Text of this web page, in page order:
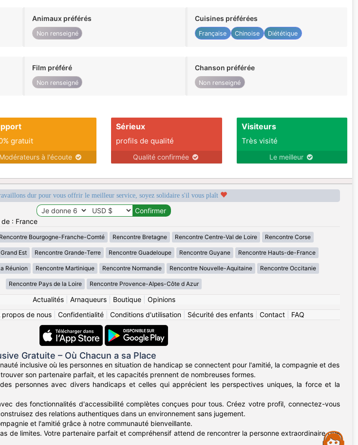
Animaux préférés
Non renseigné
Cuisines préférées
Française Chinoise Diététique
Film préféré
Non renseigné
Chanson préférée
Non renseigné
gratuit
Modérateurs à l'écoute
Sérieux
profils de qualité
Qualité confirmée
Visiteurs
Très visité
Le meilleur
dur pour vous offrir le meilleur service, soyez solidaire s'il vous plaît
: France
Rencontre Bourgogne-Franche-Comté Rencontre Bretagne Rencontre Centre-Val de Loire Rencontre Corse
Est Rencontre Grande-Terre Rencontre Guadeloupe Rencontre Guyane Rencontre Hauts-de-France
Réunion Rencontre Martinique Rencontre Normandie Rencontre Nouvelle-Aquitaine Rencontre Occitanie
Rencontre Pays de la Loire Rencontre Provence-Alpes-Côte d Azur
Actualités| Arnaqueurs| Boutique| Opinions
propos de nous| Confidentialité| Conditions d'utilisation| Sécurité des enfants| Contact| FAQ
Gratuite – Où Chacun a sa Place
inclusive où les personnes en situation de handicap se connectent pour l'amitié, la compagnie et des
son partenaire parfait, et les capacités prennent de nombreuses formes.
personnes avec divers handicaps et celles qui apprécient les perspectives uniques, la force et la
des fonctionnalités d'accessibilité complètes conçues pour tous. Créez votre profil, connectez-vous
des relations authentiques dans un environnement sans jugement.
et l'amitié grâce à notre communauté bienveillante.
de limites. Votre partenaire parfait et compréhensif attend de rencontrer la personne extraordinaire que
Assistance